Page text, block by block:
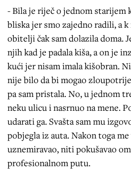
- Bila je riječ o jednom starijem
bliska jer smo zajedno radili, a
obitelji čak sam dolazila doma.
njih kad je padala kiša, a on je
kući jer nisam imala kišobran.
nije bilo da bi mogao
pa sam pristala. No, u jednom
neku ulicu i nasrnuo na mene.
udarati ga. Svašta sam mu
pobjegla iz auta. Nakon toga
uznemiravao, niti pokušavao
profesionalnom putu.